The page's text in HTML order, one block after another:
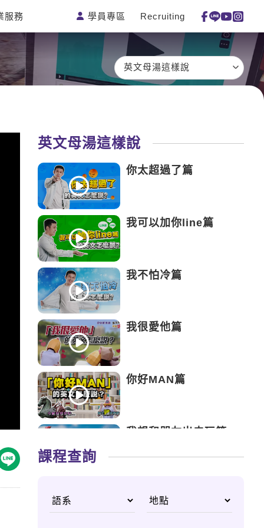
課程
課程
俱樂部
線上真人
韓語
兒童美語
一對一家教
企業訓練
驗
動花絮
服務 學員專區 Recruiting
英文母湯這樣說
英文母湯這樣說
你太超過了篇
我可以加你line篇
我不怕冷篇
我很愛他篇
你好MAN篇
我想和朋友出去玩篇
課程查詢